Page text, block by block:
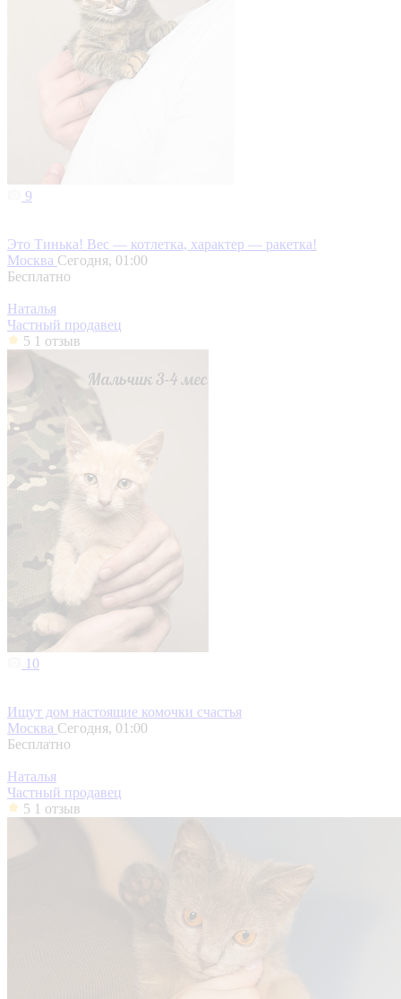
9
Это Тинька! Вес — котлетка, характер — ракетка!
Москва Сегодня, 01:00
Бесплатно
Наталья
Частный продавец
5 1 отзыв
10
Ищут дом настоящие комочки счастья
Москва Сегодня, 01:00
Бесплатно
Наталья
Частный продавец
5 1 отзыв